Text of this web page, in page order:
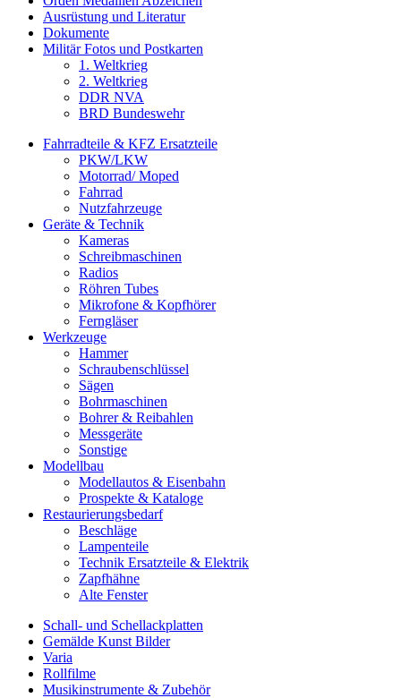
Ausrüstung und Literatur
Dokumente
Militär Fotos und Postkarten
1. Weltkrieg
2. Weltkrieg
DDR NVA
BRD Bundeswehr
Fahrradteile & KFZ Ersatzteile
PKW/LKW
Motorrad/ Moped
Fahrrad
Nutzfahrzeuge
Geräte & Technik
Kameras
Schreibmaschinen
Radios
Röhren Tubes
Mikrofone & Kopfhörer
Ferngläser
Werkzeuge
Hammer
Schraubenschlüssel
Sägen
Bohrmaschinen
Bohrer & Reibahlen
Messgeräte
Sonstige
Modellbau
Modellautos & Eisenbahn
Prospekte & Kataloge
Restaurierungsbedarf
Beschläge
Lampenteile
Technik Ersatzteile & Elektrik
Zapfhähne
Alte Fenster
Schall- und Schellackplatten
Gemälde Kunst Bilder
Varia
Rollfilme
Musikinstrumente & Zubehör